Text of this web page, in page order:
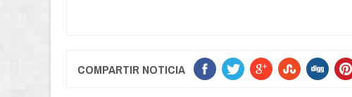
COMPARTIR NOTICIA